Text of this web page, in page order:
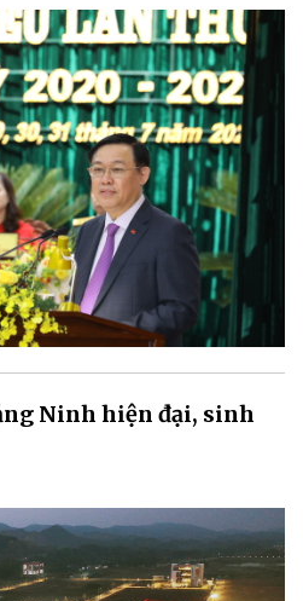
Ninh hiện đại, sinh